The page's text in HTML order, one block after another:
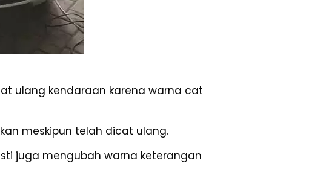
ulang kendaraan karena warna cat
meskipun telah dicat ulang.
juga mengubah warna keterangan